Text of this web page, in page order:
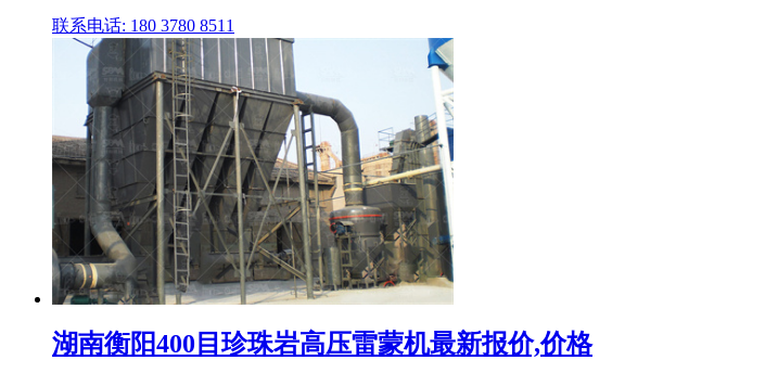
联系电话: 180 3780 8511
湖南衡阳400目珍珠岩高压雷蒙机最新报价,价格